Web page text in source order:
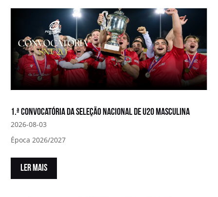
1.ª convocatória da Seleção Nacional de U20 Masculina
2026-08-03
Época 2026/2027
LER MAIS